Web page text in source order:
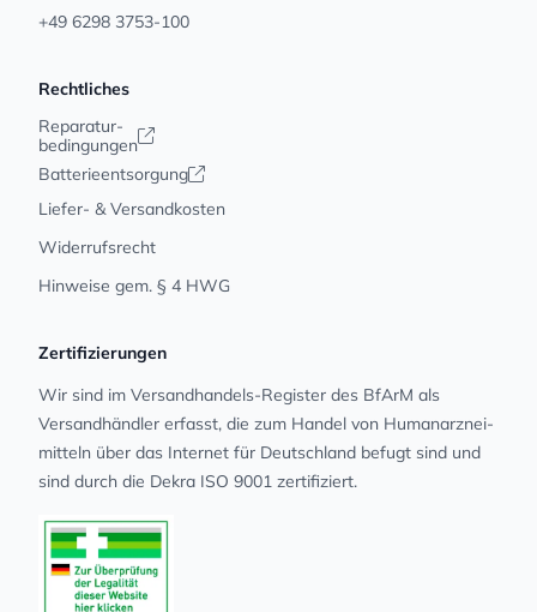
+49 6298 3753-100
Rechtliches
Reparatur-
bedingungen
Batterieentsorgung
Liefer- & Versandkosten
Widerrufsrecht
Hinweise gem. § 4 HWG
Zertifizierungen
Wir sind im Versandhandels-Register des BfArM als
Versandhändler erfasst, die zum Handel von Human­arz­nei­
mit­teln über das Internet für Deutschland befugt sind und
sind durch die Dekra ISO 9001 zertifiziert.